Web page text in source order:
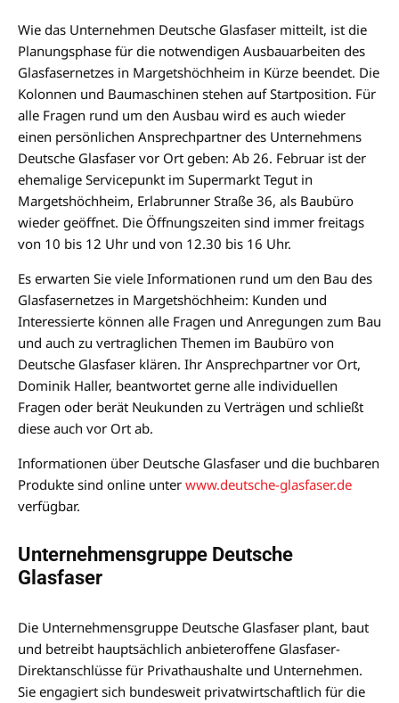
Wie das Unternehmen Deutsche Glasfaser mitteilt, ist die
Planungsphase für die notwendigen Ausbauarbeiten des
Glasfasernetzes in Margetshöchheim in Kürze beendet. Die
Kolonnen und Baumaschinen stehen auf Startposition. Für
alle Fragen rund um den Ausbau wird es auch wieder
einen persönlichen Ansprechpartner des Unternehmens
Deutsche Glasfaser vor Ort geben: Ab 26. Februar ist der
ehemalige Servicepunkt im Supermarkt Tegut in
Margetshöchheim, Erlabrunner Straße 36, als Baubüro
wieder geöffnet. Die Öffnungszeiten sind immer freitags
von 10 bis 12 Uhr und von 12.30 bis 16 Uhr.
Es erwarten Sie viele Informationen rund um den Bau des
Glasfasernetzes in Margetshöchheim: Kunden und
Interessierte können alle Fragen und Anregungen zum Bau
und auch zu vertraglichen Themen im Baubüro von
Deutsche Glasfaser klären. Ihr Ansprechpartner vor Ort,
Dominik Haller, beantwortet gerne alle individuellen
Fragen oder berät Neukunden zu Verträgen und schließt
diese auch vor Ort ab.
Informationen über Deutsche Glasfaser und die buchbaren
Produkte sind online unter www.deutsche-glasfaser.de
verfügbar.
Unternehmensgruppe Deutsche
Glasfaser
Die Unternehmensgruppe Deutsche Glasfaser plant, baut
und betreibt hauptsächlich anbieteroffene Glasfaser-
Direktanschlüsse für Privathaushalte und Unternehmen.
Sie engagiert sich bundesweit privatwirtschaftlich für die